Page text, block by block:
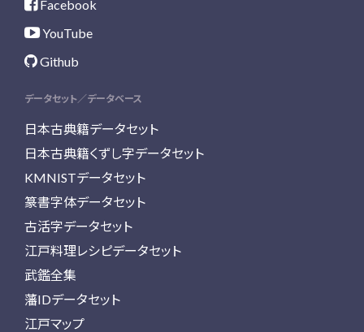
Facebook
YouTube
Github
データセット／データベース
日本古典籍データセット
日本古典籍くずし字データセット
KMNISTデータセット
篆書字体データセット
古活字データセット
江戸料理レシピデータセット
武鑑全集
藩IDデータセット
江戸マップ